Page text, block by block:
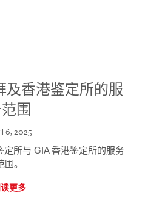
及香港鉴定所的服
围
6, 2025
定所与 GIA 香港鉴定所的服务
围。
更多